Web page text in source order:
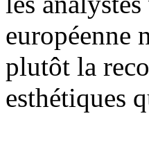
européenne
plutôt la
esthétiques